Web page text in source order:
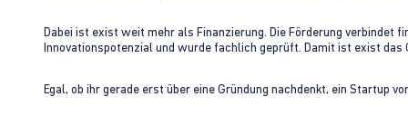
Dabei ist exist weit mehr als Finanzierung. Die Förderung verbindet
Innovationspotenzial und wurde fachlich geprüft. Damit ist exist
Egal, ob ihr gerade erst über eine Gründung nachdenkt, ein Startup